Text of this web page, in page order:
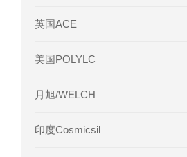
英国ACE
美国POLYLC
月旭/WELCH
印度Cosmicsil